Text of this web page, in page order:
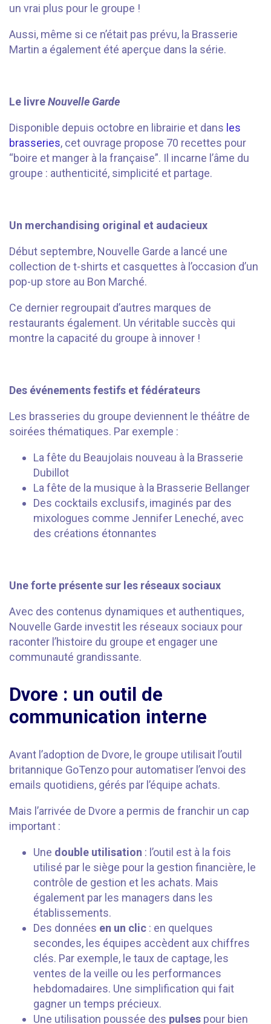
un vrai plus pour le groupe !
Aussi, même si ce n’était pas prévu, la Brasserie
Martin a également été aperçue dans la série.
Le livreNouvelle Garde
Disponible depuis octobre en librairie et dans les
brasseries, cet ouvrage propose 70 recettes pour
“boire et manger à la française”. Il incarne l’âme du
groupe : authenticité, simplicité et partage.
Un merchandising original et audacieux
Début septembre, Nouvelle Garde a lancé une
collection de t-shirts et casquettes à l’occasion d’un
pop-up store au Bon Marché.
Ce dernier regroupait d’autres marques de
restaurants également. Un véritable succès qui
montre la capacité du groupe à innover !
Des événements festifs et fédérateurs
Les brasseries du groupe deviennent le théâtre de
soirées thématiques. Par exemple :
La fête du Beaujolais nouveau à la Brasserie
Dubillot
La fête de la musique à la Brasserie Bellanger
Des cocktails exclusifs, imaginés par des
mixologues comme Jennifer Leneché, avec
des créations étonnantes
Une forte présente sur les réseaux sociaux
Avec des contenus dynamiques et authentiques,
Nouvelle Garde investit les réseaux sociaux pour
raconter l’histoire du groupe et engager une
communauté grandissante.
Dvore : un outil de
communication interne
Avant l’adoption de Dvore, le groupe utilisait l’outil
britannique GoTenzo pour automatiser l’envoi des
emails quotidiens, gérés par l’équipe achats.
Mais l’arrivée de Dvore a permis de franchir un cap
important :
Une double utilisation : l’outil est à la fois
utilisé par le siège pour la gestion financière, le
contrôle de gestion et les achats. Mais
également par les managers dans les
établissements.
Des données en un clic : en quelques
secondes, les équipes accèdent aux chiffres
clés. Par exemple, le taux de captage, les
ventes de la veille ou les performances
hebdomadaires. Une simplification qui fait
gagner un temps précieux.
Une utilisation poussée des pulses pour bien